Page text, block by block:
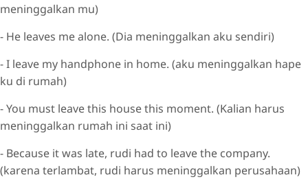
meninggalkan mu)
- He leaves me alone. (Dia meninggalkan aku sendiri)
- I leave my handphone in home. (aku meninggalkan hape
ku di rumah)
- You must leave this house this moment. (Kalian harus
meninggalkan rumah ini saat ini)
- Because it was late, rudi had to leave the company.
(karena terlambat, rudi harus meninggalkan perusahaan)